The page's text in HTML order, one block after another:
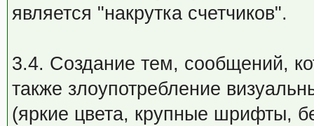
является "накрутка счетчиков".
3.4. Создание тем, сообщений,
также злоупотребление
(яркие цвета, крупные шрифты,